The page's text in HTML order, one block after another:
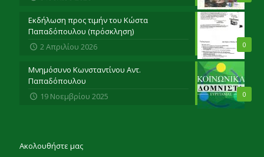
0
Εκδήλωση προς τιμήν του Κώστα
Παπαδόπουλου (πρόσκληση)
2 Απριλίου 2026
0
Μνημόσυνο Κωνσταντίνου Αντ.
Παπαδόπουλου
19 Νοεμβρίου 2025
Ακολουθήστε μας